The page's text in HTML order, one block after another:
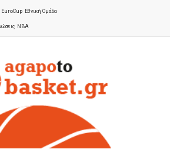
EuroCup Εθνική Ομάδα
NBA